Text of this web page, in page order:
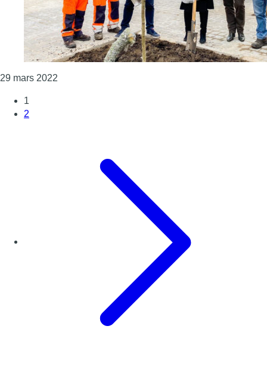
29 mars 2022
1
2